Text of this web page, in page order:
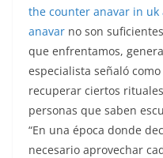
the counter anavar in
anavar no son
que enfrentamos,
especialista señaló
recuperar ciertos
personas que saben
“En una época donde
necesario aprovechar